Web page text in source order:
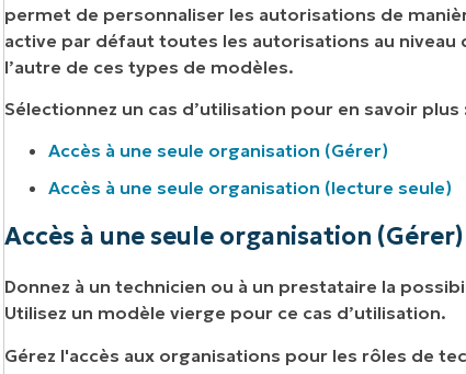
permet de personnaliser les autorisations de
active par défaut toutes les autorisations au niveau
l’autre de ces types de modèles.
Sélectionnez un cas d’utilisation pour en savoir plus
Accès à une seule organisation (Gérer)
Accès à une seule organisation (lecture seule)
Accès à une seule organisation (Gérer)
Donnez à un technicien ou à un prestataire la
Utilisez un modèle vierge pour ce cas d’utilisation.
Gérez l'accès aux organisations pour les rôles de